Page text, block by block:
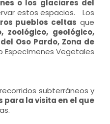
o los glaciares del
estos espacios. Los
pueblos celtas que
zoológico, geológico,
Oso Pardo, Zona de
Especímenes Vegetales
subterráneos y
para la visita en el que